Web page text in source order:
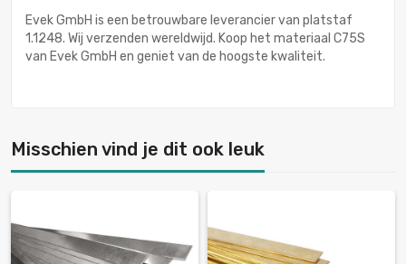
Evek GmbH is een betrouwbare leverancier van platstaf
1.1248. Wij verzenden wereldwijd. Koop het materiaal C75S
van Evek GmbH en geniet van de hoogste kwaliteit.
Misschien vind je dit ook leuk